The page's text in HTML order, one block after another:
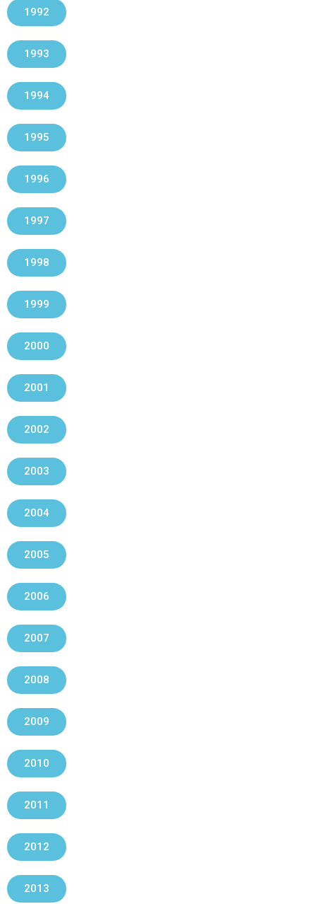
1992
1993
1994
1995
1996
1997
1998
1999
2000
2001
2002
2003
2004
2005
2006
2007
2008
2009
2010
2011
2012
2013